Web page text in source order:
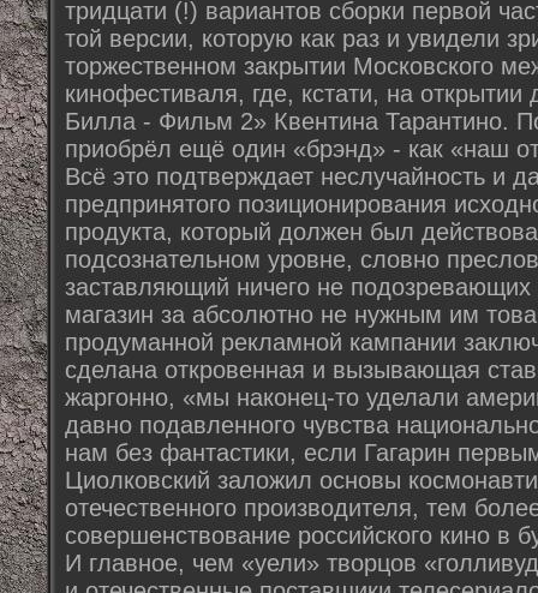
тридцати (!) вариантов сборки первой
той версии, которую как раз и увидели
торжественном закрытии Московского
кинофестиваля, где, кстати, на
Билла - Фильм 2» Квентина Тарантино.
приобрёл ещё один «брэнд» - как «наш
Всё это подтверждает неслучайность и
предпринятого позиционирования
продукта, который должен был
подсознательном уровне, словно
заставляющий ничего не подозревающих
магазин за абсолютно не нужным им
продуманной рекламной кампании
сделана откровенная и вызывающая
жаргонно, «мы наконец-то уделали
давно подавленного чувства
нам без фантастики, если Гагарин
Циолковский заложил основы
отечественного производителя, тем
совершенствование российского кино в
И главное, чем «уели» творцов